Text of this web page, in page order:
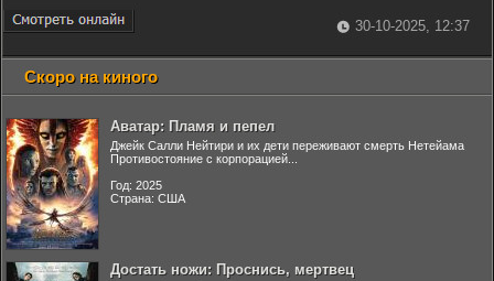
30-10-2025, 12:37
Скоро на киного
Аватар: Пламя и пепел
Джейк Салли Нейтири и их дети переживают смерть Нетейама
Противостояние с корпорацией...
Год: 2025
Страна: США
Достать ножи: Проснись, мертвец